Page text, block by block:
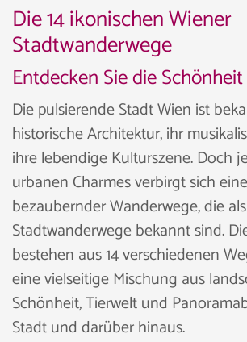
Die 14 ikonischen Wiener
Stadtwanderwege
Entdecken Sie die
Die pulsierende Stadt Wien ist
historische Architektur, ihr
ihre lebendige Kulturszene. Doch
urbanen Charmes verbirgt sich
bezaubernder Wanderwege, die
Stadtwanderwege bekannt sind.
bestehen aus 14 verschiedenen
eine vielseitige Mischung aus
Schönheit, Tierwelt und
Stadt und darüber hinaus.